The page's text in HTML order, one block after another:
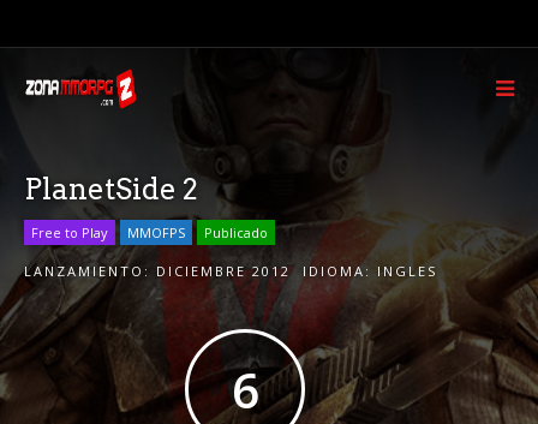
PlanetSide 2
Free to Play MMOFPS Publicado
LANZAMIENTO: DICIEMBRE 2012 IDIOMA: INGLES
6